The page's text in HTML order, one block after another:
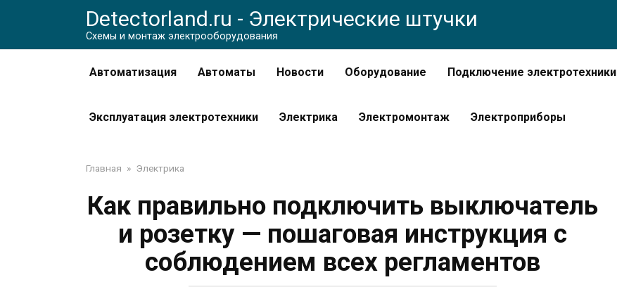
Detectorland.ru - Электрические штучки
Схемы и монтаж электрооборудования
Автоматизация Автоматы Новости Оборудование Подключение электротехники
Эксплуатация электротехники Электрика Электромонтаж Электроприборы
Главная » Электрика
Как правильно подключить выключатель
и розетку — пошаговая инструкция с
соблюдением всех регламентов